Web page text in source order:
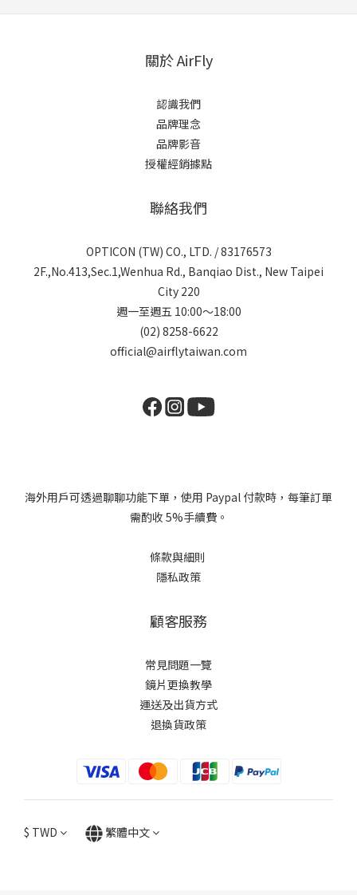
關於 AirFly
認識我們
品牌理念
品牌影音
授權經銷據點
聯絡我們
OPTICON (TW) CO., LTD. / 83176573
2F.,No.413,Sec.1,Wenhua Rd., Banqiao Dist., New Taipei
City 220
週一至週五 10:00～18:00
(02) 8258-6622
official@airflytaiwan.com
海外用戶可透過聊聊功能下單，使用 Paypal 付款時，每筆訂單
需酌收 5%手續費。
條款與細則
隱私政策
顧客服務
常見問題一覽
鏡片更換教學​
運送及出貨方式
退換貨政策
$ TWD 繁體中文